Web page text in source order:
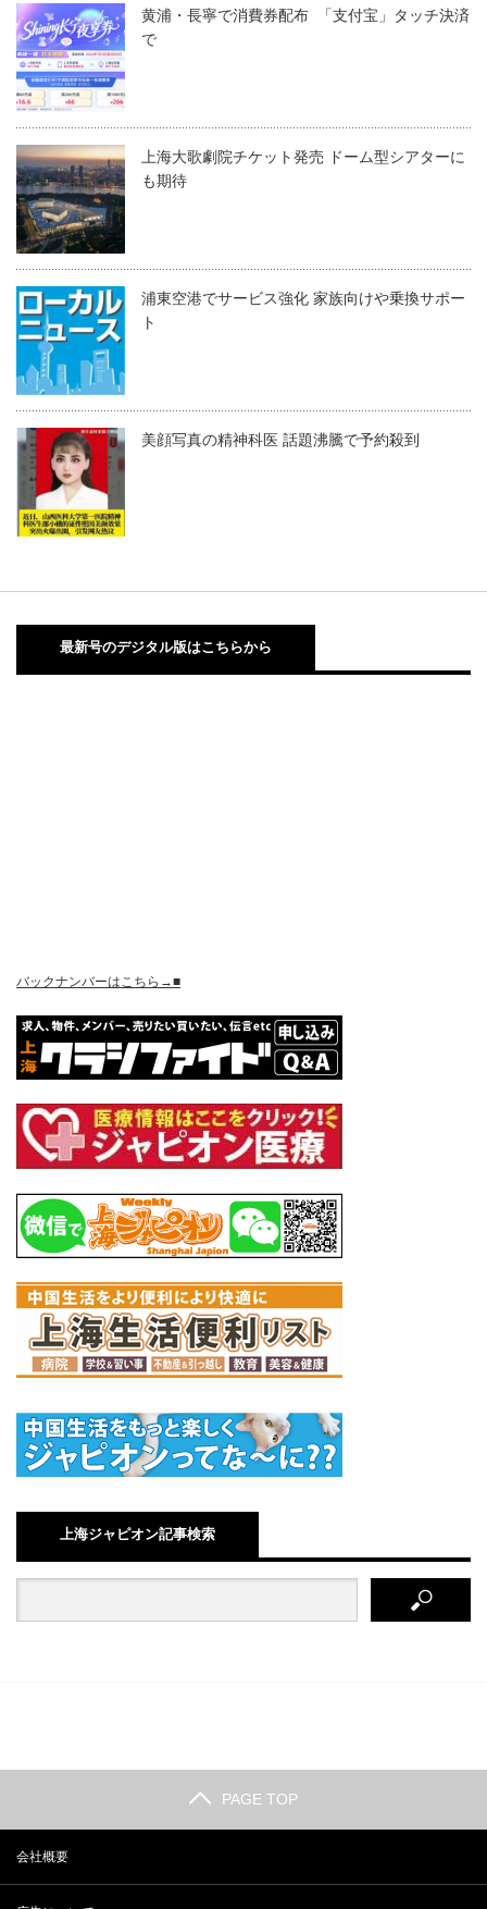
黄浦・長寧で消費券配布 「支付宝」タッチ決済
で
上海大歌劇院チケット発売 ドーム型シアターに
も期待
浦東空港でサービス強化 家族向けや乗換サポー
ト
美顔写真の精神科医 話題沸騰で予約殺到
最新号のデジタル版はこちらから
バックナンバーはこちら→■
上海ジャピオン記事検索
PAGE TOP
会社概要